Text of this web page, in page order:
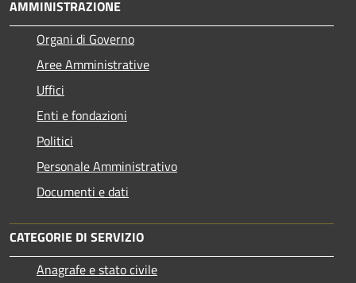
AMMINISTRAZIONE
Organi di Governo
Aree Amministrative
Uffici
Enti e fondazioni
Politici
Personale Amministrativo
Documenti e dati
CATEGORIE DI SERVIZIO
Anagrafe e stato civile